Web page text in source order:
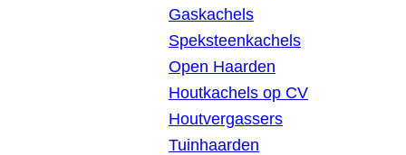
Gaskachels
Speksteenkachels
Open Haarden
Houtkachels op CV
Houtvergassers
Tuinhaarden